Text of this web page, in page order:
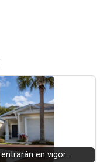
en vigor…